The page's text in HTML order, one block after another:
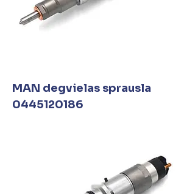
MAN degvielas sprausla
0445120186